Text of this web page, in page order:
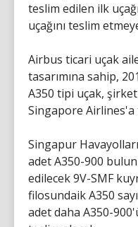
teslim edilen ilk
uçağını teslim
Airbus ticari uçak
tasarımına sahip,
A350 tipi uçak,
Singapore Airlines'a
Singapur
adet A350-900
edilecek 9V-SMF
filosundaik A350
adet daha A350-